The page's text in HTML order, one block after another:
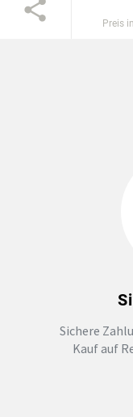
EINSCHULUNG
PRINT ON
Preis
Sichere
Kauf auf